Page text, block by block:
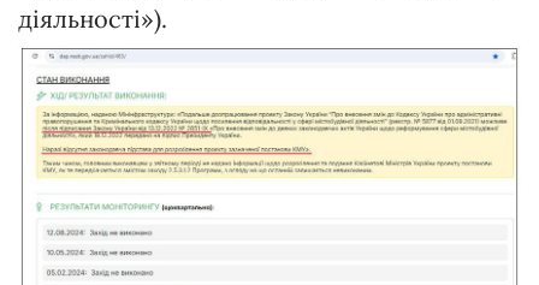
діяльності»).